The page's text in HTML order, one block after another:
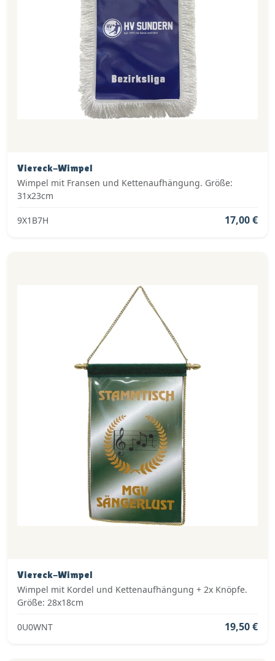
Viereck-Wimpel
Wimpel mit Fransen und Kettenaufhängung. Größe:
31x23cm
9X1B7H 17,00 €
Viereck-Wimpel
Wimpel mit Kordel und Kettenaufhängung + 2x Knöpfe.
Größe: 28x18cm
0U0WNT 19,50 €